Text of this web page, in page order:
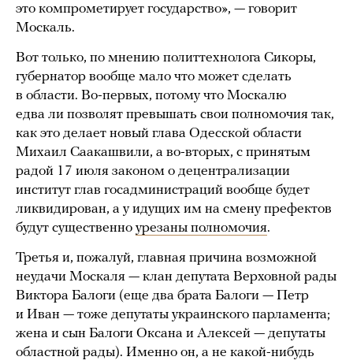
это компрометирует государство», — говорит
Москаль.
Вот только, по мнению политтехнолога Сикоры,
губернатор вообще мало что может сделать
в области. Во-первых, потому что Москалю
едва ли позволят превышать свои полномочия так,
как это делает новый глава Одесской области
Михаил Саакашвили, а во-вторых, с принятым
радой 17 июля законом о децентрализации
институт глав госадминистраций вообще будет
ликвидирован, а у идущих им на смену префектов
будут существенно урезаны полномочия.
Третья и, пожалуй, главная причина возможной
неудачи Москаля — клан депутата Верховной рады
Виктора Балоги (еще два брата Балоги — Петр
и Иван — тоже депутаты украинского парламента;
жена и сын Балоги Оксана и Алексей — депутаты
областной рады). Именно он, а не какой-нибудь